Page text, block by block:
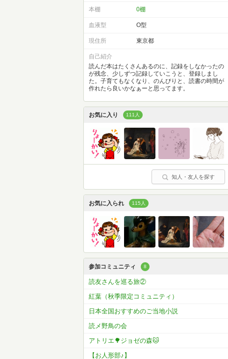
本棚 0棚
血液型 O型
現住所 東京都
自己紹介
読んだ本はたくさんあるのに、記録をしなかったの
が残念、少しずつ記録していこうと、登録しまし
た。子育てもなくなり、のんびりと、読書の時間が
作れたら良いかなぁーと思ってます。
お気に入り 111人
知人・友人を探す
お気に入られ 115人
参加コミュニティ 8
読友さんを巡る旅②
紅葉（秋季限定コミュニティ）
日本全国おすすめのご当地小説
読メ野鳥の会
アトリエ🌳ジョゼの森🐱
【お人形部♪】